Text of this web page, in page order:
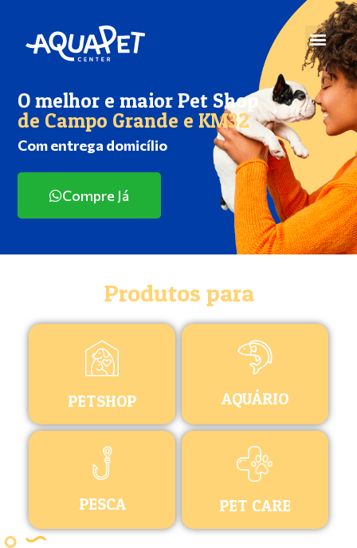
O melhor e maior Pet Shop
de Campo Grande e KM32
Com entrega domicílio
Compre Já
Produtos para
PETSHOP AQUÁRIO
PESCA PET CARE